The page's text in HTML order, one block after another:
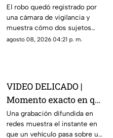
hombres enc4ñonan a
conductor y se llevan
su camioneta
El robo quedó registrado por
una cámara de vigilancia y
muestra cómo dos sujetos
obligaron a un conductor y a
agosto 08, 2026 04:21 p. m.
VIDEO DELICADO |
Momento exacto en que
camioneta atropella a
un perro y conductor
Una grabación difundida en
redes muestra el instante en
que un vehículo pasa sobre un